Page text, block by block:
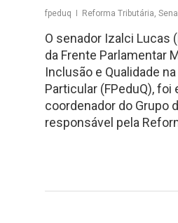
fpeduq Reforma Tributária
O senador Izalci Lucas
da Frente Parlamentar
Inclusão e Qualidade
Particular (FPeduQ),
coordenador do Grupo
responsável pela